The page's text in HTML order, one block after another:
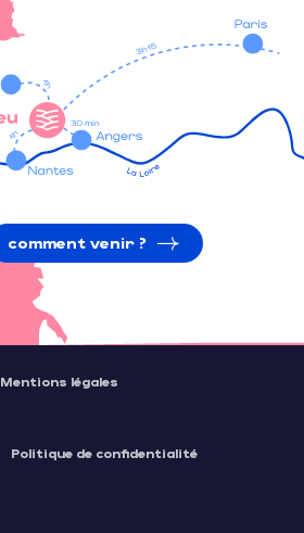
comment venir ?
Mentions légales
Politique de confidentialité